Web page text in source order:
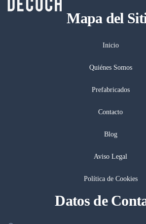
Mapa del
Inicio
Quiénes Somos
Prefabricados
Contacto
Blog
Aviso Legal
Política de Cookies
Datos de